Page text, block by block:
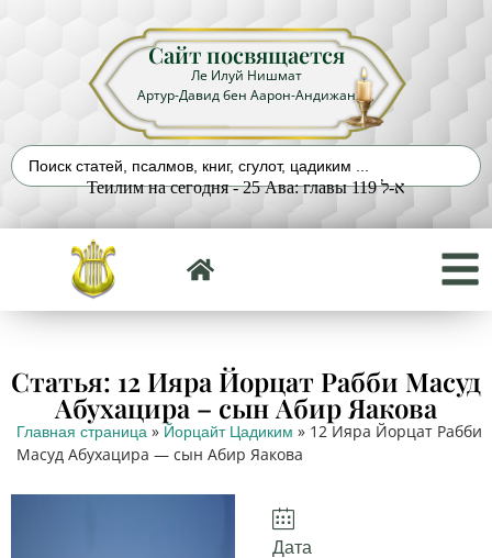
Сайт посвящается
Ле Илуй Нишмат
Артур-Давид бен Аарон-Андижан
Теилим на сегодня - 25 Ава: главы 119 א-ל
Статья: 12 Ияра Йорцат Рабби Масуд
Абухацира – сын Абир Яакова
Главная страница »Йорцайт Цадиким » 12 Ияра Йорцат Рабби
Масуд Абухацира — сын Абир Яакова
Дата